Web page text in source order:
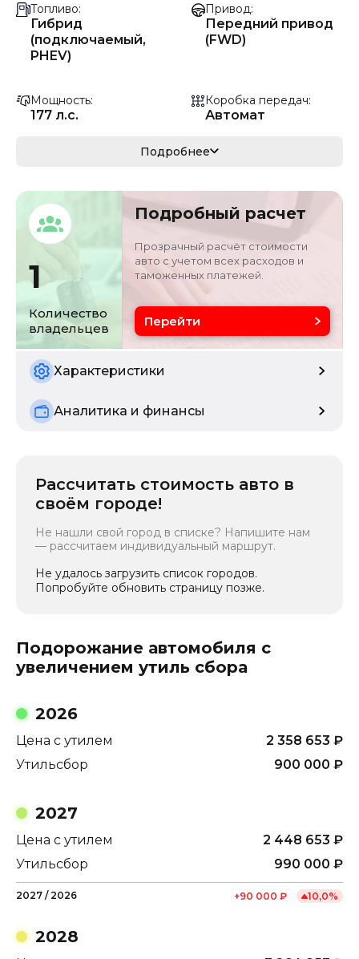
Топливо
Гибрид
(подключаемый,
PHEV)
Привод
Передний привод
(FWD)
Мощность
177 л.с.
Коробка передач
Автомат
кроссовер/
VIN
LVPC52896PD01126
Объём двигателя
Цвет
зеленый б/у
Подробнее
1
Количество
владельцев
Подробный расчет
Прозрачный расчёт стоимости
авто с учетом всех расходов и
таможенных платежей.
Перейти
Характеристики
Аналитика и финансы
Рассчитать стоимость авто в
своём городе!
Не нашли свой город в списке? Напишите нам
— рассчитаем индивидуальный маршрут.
Не удалось загрузить список городов.
Попробуйте обновить страницу позже.
Подорожание автомобиля с
увеличением утиль сбора
2026
Цена с утилем 2 358 653 ₽
Утильсбор
900 000 ₽
2027
Цена с утилем 2 448 653 ₽
Утильсбор
990 000 ₽
2027 / 2026 +90 000 ₽ 10,0%
2028